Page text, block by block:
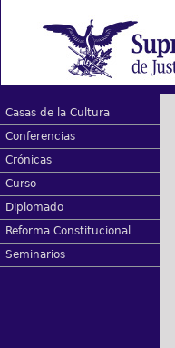
Casas de la Cultura
Conferencias
Crónicas
Curso
Diplomado
Reforma Constitucional
Seminarios